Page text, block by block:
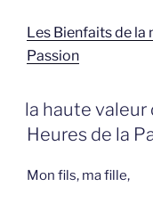
Les Bienfaits de la
Passion
GEPLAATST
OP
la haute
Heures de la
Mon fils, ma fille,